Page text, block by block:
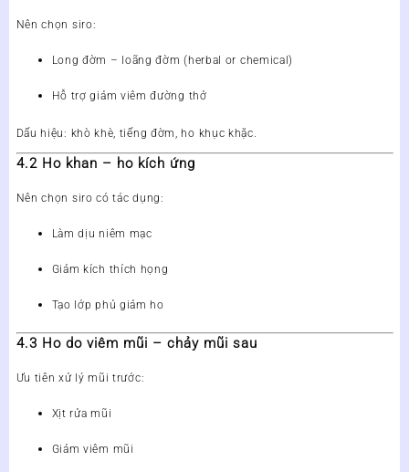
Nên chọn siro:
Long đờm – loãng đờm (herbal or chemical)
Hỗ trợ giảm viêm đường thở
Dấu hiệu: khò khè, tiếng đờm, ho khục khặc.
4.2 Ho khan – ho kích ứng
Nên chọn siro có tác dụng:
Làm dịu niêm mạc
Giảm kích thích họng
Tạo lớp phủ giảm ho
4.3 Ho do viêm mũi – chảy mũi sau
Ưu tiên xử lý mũi trước:
Xịt rửa mũi
Giảm viêm mũi